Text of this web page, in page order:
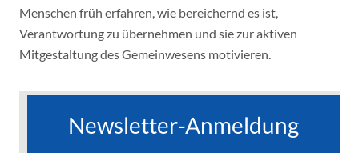
Menschen früh erfahren, wie bereichernd es ist,
Verantwortung zu übernehmen und sie zur aktiven
Mitgestaltung des Gemeinwesens motivieren.
Newsletter-Anmeldung